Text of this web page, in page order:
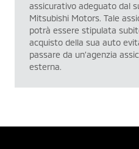
assicurativo adeguato dal
Mitsubishi Motors. Tale
potrà essere stipulata
acquisto della sua auto
passare da un’agenzia
esterna.